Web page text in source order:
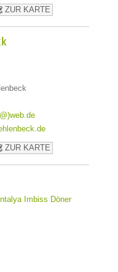
ZUR KARTE
ZUR KARTE